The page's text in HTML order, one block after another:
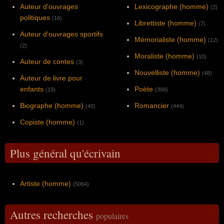
Auteur d'ouvrages
politiques (16)
Auteur d'ouvrages sportifs
(2)
Auteur de contes (3)
Auteur de livre pour
enfants (19)
Biographe (homme) (40)
Copiste (homme) (1)
Lexicographe (homme) (2)
Librettiste (homme) (7)
Mémorialiste (homme) (12)
Moraliste (homme) (10)
Nouvelliste (homme) (48)
Poète (398)
Romancier (444)
Plus général qu'écrivain
Artiste (homme) (5064)
Autres recherches populaires